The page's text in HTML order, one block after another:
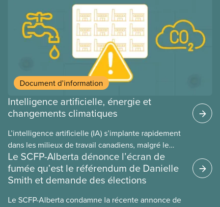
de tests menés en amont. Le présent document
d’information porte sur la consommation
énergétique de l’IA, ses conséquences
environnementales, le rôle du secteur privé dans
l’intensification de ces conséquences et les
mesures à adopter pour les prévenir.
Document d’information
Intelligence artificielle, énergie et
changements climatiques
L’intelligence artificielle (IA) s’implante rapidement
dans les milieux de travail canadiens, malgré le
manque de lois et de règlements pour l’encadrer et
de tests menés en amont. Le présent document
d’information porte sur la consommation
environnementales, le rôle du secteur privé dans
Le SCFP-Alberta dénonce l’écran de
fumée qu’est le référendum de Danielle
Smith et demande des élections
Le SCFP-Alberta condamne la récente annonce de